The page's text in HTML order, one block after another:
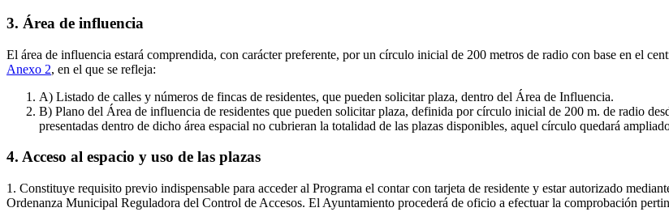
3. Área de influencia
El área de influencia estará comprendida, con carácter preferente, por un círculo inicial de 200 metros de radio con base en el
Anexo 2, en el que se refleja:
A) Listado de calles y números de fincas de residentes, que pueden solicitar plaza, dentro del Área de Influencia.
B) Plano del Área de influencia de residentes que pueden solicitar plaza, definida por círculo inicial de 200 m. de radio
presentadas dentro de dicho área espacial no cubrieran la totalidad de las plazas disponibles, aquel círculo quedará
4. Acceso al espacio y uso de las plazas
1. Constituye requisito previo indispensable para acceder al Programa el contar con tarjeta de residente y estar autorizado
Ordenanza Municipal Reguladora del Control de Accesos. El Ayuntamiento procederá de oficio a efectuar la comprobación